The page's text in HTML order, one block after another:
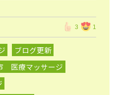
3 1
ブログ更新
医療マッサージ